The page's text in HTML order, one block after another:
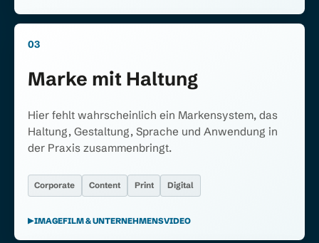
03
Marke mit Haltung
Hier fehlt wahrscheinlich ein Markensystem, das
Haltung, Gestaltung, Sprache und Anwendung in
der Praxis zusammenbringt.
Corporate Content Print Digital
IMAGEFILM & UNTERNEHMENSVIDEO